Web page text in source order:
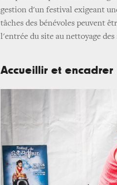
gestion d'un festival exigeant
tâches des bénévoles peuvent
l'entrée du site au nettoyage
Accueillir et